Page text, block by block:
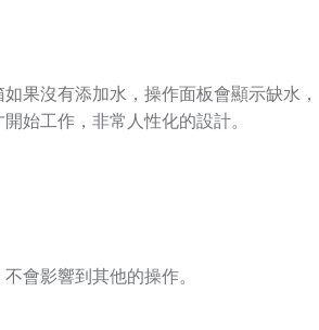
果沒有添加水，操作面板會顯示缺水，
始工作，非常人性化的設計。
會影響到其他的操作。